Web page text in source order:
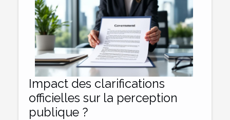
Impact des clarifications
officielles sur la perception
publique ?